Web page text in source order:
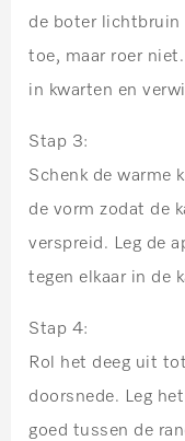
de boter lichtbruin
toe, maar roer
in kwarten en
Stap 3:
Schenk de warme
de vorm zodat de
verspreid. Leg de
tegen elkaar in de
Stap 4:
Rol het deeg uit
doorsnede. Leg
goed tussen de